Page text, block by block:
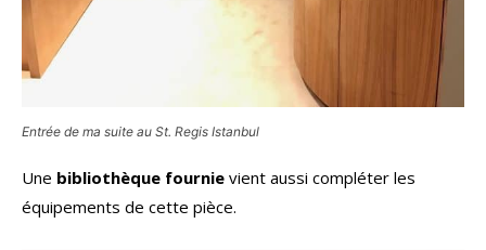
Entrée de ma suite au St. Regis Istanbul
Une bibliothèque fournie vient aussi compléter les
équipements de cette pièce.